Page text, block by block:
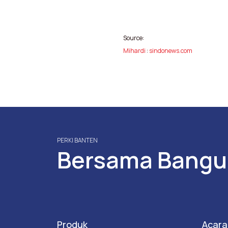
Source:
Mihardi : sindonews.com
PERKI BANTEN
Bersama
Produk Acara